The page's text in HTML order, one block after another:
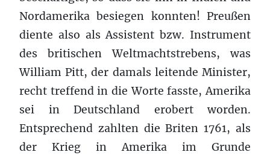
Nordamerika besiegen konnten! Preußen
diente also als Assistent bzw. Instrument
des britischen Weltmachtstrebens, was
William Pitt, der damals leitende Minister,
recht treffend in die Worte fasste, Amerika
sei in Deutschland erobert worden.
Entsprechend zahlten die Briten 1761, als
der Krieg in Amerika im Grunde